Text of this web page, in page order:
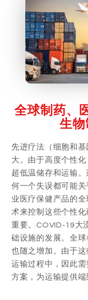
全球制药、
生
先进疗法（细胞和
大。由于高度个性
超低温储存和运输
何一个失误都可能
业医疗保健产品的
术来控制这些个性
重要。COVID-19大
础设施的发展。全
也随之增加。由于
运输过程中，因此
方案，为运输提供端